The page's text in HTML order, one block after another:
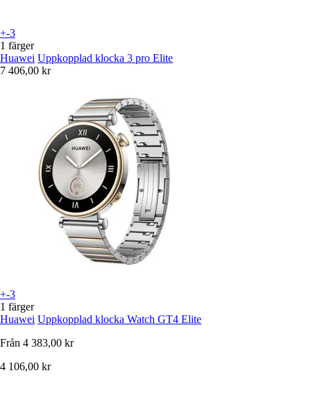
+-3
1 färger
Huawei Uppkopplad klocka 3 pro Elite
7 406,00 kr
+-3
1 färger
Huawei Uppkopplad klocka Watch GT4 Elite
Från 4 383,00 kr
4 106,00 kr